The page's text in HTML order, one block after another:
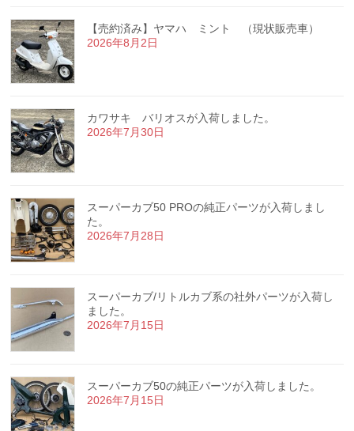
【売約済み】ヤマハ ミント （現状販売車）
2026年8月2日
カワサキ バリオスが入荷しました。
2026年7月30日
スーパーカブ50 PROの純正パーツが入荷しまし
た。
2026年7月28日
スーパーカブ/リトルカブ系の社外パーツが入荷し
ました。
2026年7月15日
スーパーカブ50の純正パーツが入荷しました。
2026年7月15日